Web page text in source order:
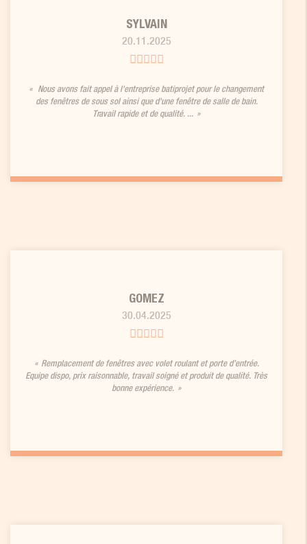
SYLVAIN
20.11.2025
Nous avons fait appel à l'entreprise batiprojet pour le changement
des fenêtres de sous sol ainsi que d'une fenêtre de salle de bain.
Travail rapide et de qualité. ...
GOMEZ
30.04.2025
Remplacement de fenêtres avec volet roulant et porte d’entrée.
Equipe dispo, prix raisonnable, travail soigné et produit de qualité. Très
bonne expérience.